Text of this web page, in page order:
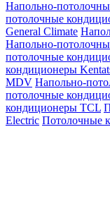
Напольно-
потолочные
General Climate
Напольно-
потолочные
кондиционеры
MDV Напольно-
потолочные
кондиционеры TCL
Electric Потолочные